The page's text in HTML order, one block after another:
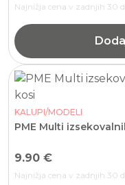
Najnižja cena v zadnjih 30
KALUPI/MODELI
PME Multi
9.90 €
Najnižja cena v zadnjih 30